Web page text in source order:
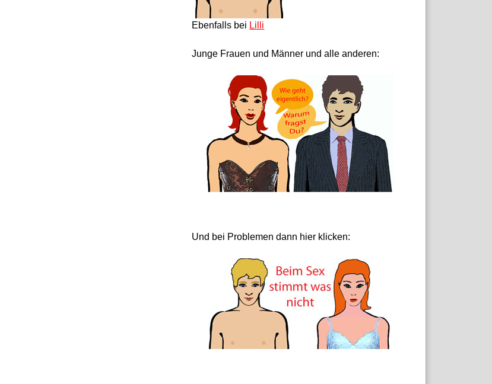
Ebenfalls bei Lilli
Junge Frauen und Männer und alle anderen:
Und bei Problemen dann hier klicken: